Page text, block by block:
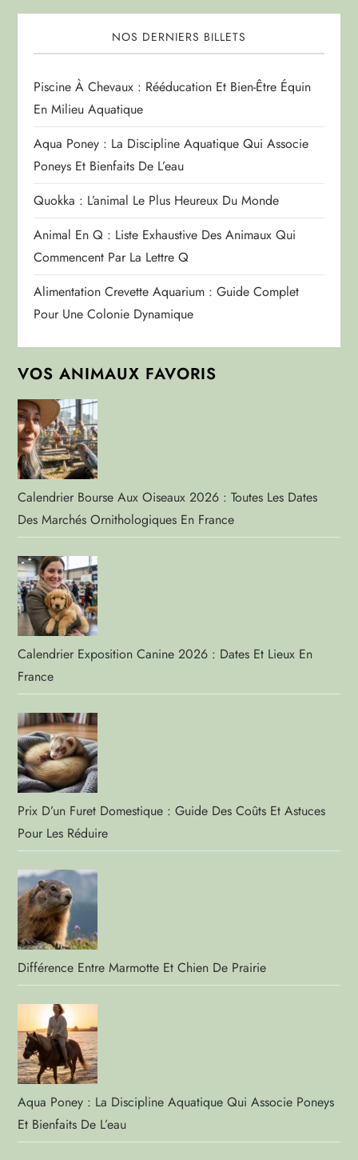
NOS DERNIERS BILLETS
Piscine À Chevaux : Rééducation Et Bien-Être Équin
En Milieu Aquatique
Aqua Poney : La Discipline Aquatique Qui Associe
Poneys Et Bienfaits De L’eau
Quokka : L’animal Le Plus Heureux Du Monde
Animal En Q : Liste Exhaustive Des Animaux Qui
Commencent Par La Lettre Q
Alimentation Crevette Aquarium : Guide Complet
Pour Une Colonie Dynamique
VOS ANIMAUX FAVORIS
Calendrier Bourse Aux Oiseaux 2026 : Toutes Les Dates
Des Marchés Ornithologiques En France
Calendrier Exposition Canine 2026 : Dates Et Lieux En
France
Prix D’un Furet Domestique : Guide Des Coûts Et Astuces
Pour Les Réduire
Différence Entre Marmotte Et Chien De Prairie
Aqua Poney : La Discipline Aquatique Qui Associe Poneys
Et Bienfaits De L’eau